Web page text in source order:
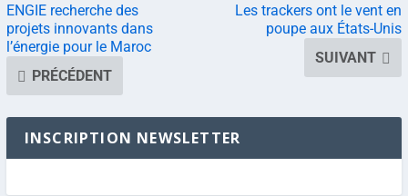
ENGIE recherche des
projets innovants dans
l’énergie pour le Maroc
PRÉCÉDENT
Les trackers ont le vent en
poupe aux États-Unis
SUIVANT
INSCRIPTION NEWSLETTER